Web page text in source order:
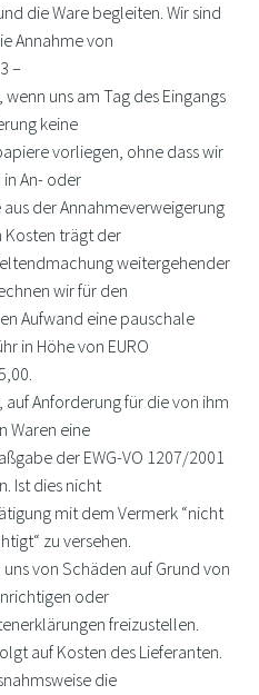
die Ware begleiten. Wir sind
Annahme von
3 –
uns am Tag des Eingangs
keine
vorliegen, ohne dass wir
An- oder
der Annahmeverweigerung
Kosten trägt der
weitergehender
wir für den
Aufwand eine pauschale
in Höhe von EURO
Anforderung für die von ihm
Waren eine
der EWG-VO 1207/2001
Ist dies nicht
mit dem Vermerk “nicht
zu versehen.
von Schäden auf Grund von
oder
freizustellen.
auf Kosten des Lieferanten.
die